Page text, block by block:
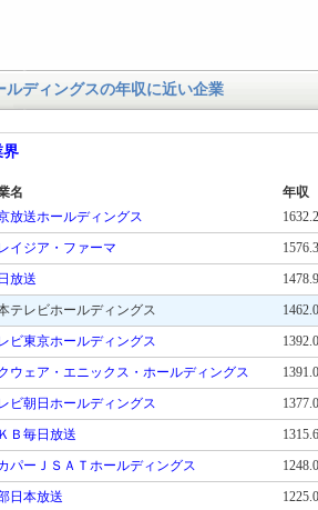
ルディングスの年収に近い企業
界
名
年収
放送ホールディングス
イジア・ファーマ
放送
テレビホールディングス
ビ東京ホールディングス
ウェア・エニックス・ホールディングス
ビ朝日ホールディングス
Ｂ毎日放送
パーＪＳＡＴホールディングス
日本放送